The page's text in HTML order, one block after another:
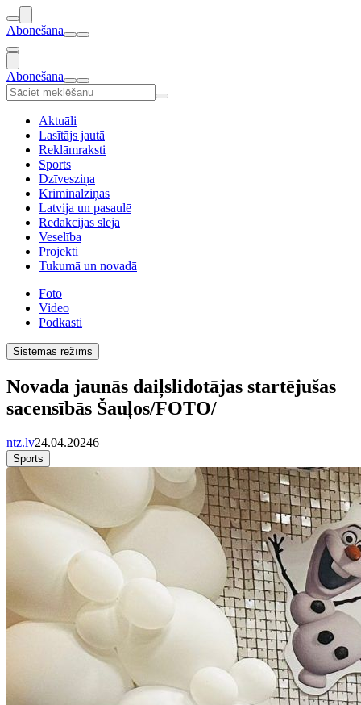
Abonēšana
Abonēšana
Aktuāli
Lasītājs jautā
Reklāmraksti
Sports
Dzīvesziņa
Kriminālziņas
Latvija un pasaulē
Redakcijas sleja
Veselība
Projekti
Tukumā un novadā
Foto
Video
Podkāsti
Sistēmas režīms
Novada jaunās daiļslidotājas startējušas
sacensībās Šauļos/FOTO/
ntz.lv24.04.20246
Sports